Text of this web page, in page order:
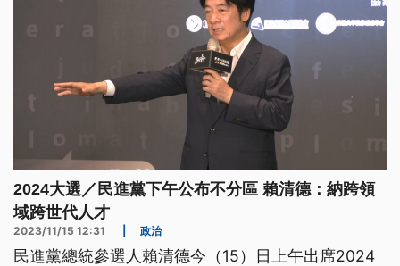
2024大選／民進黨下午公布不分區 賴清德：納跨領
域跨世代人才
2023/11/15 12:31 政治
民進黨總統參選人賴清德今（15）日上午出席2024